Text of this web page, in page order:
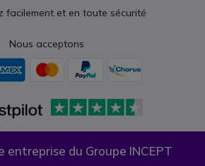
facilement et en toute sécurité
Nous acceptons
entreprise du Groupe INCEPT